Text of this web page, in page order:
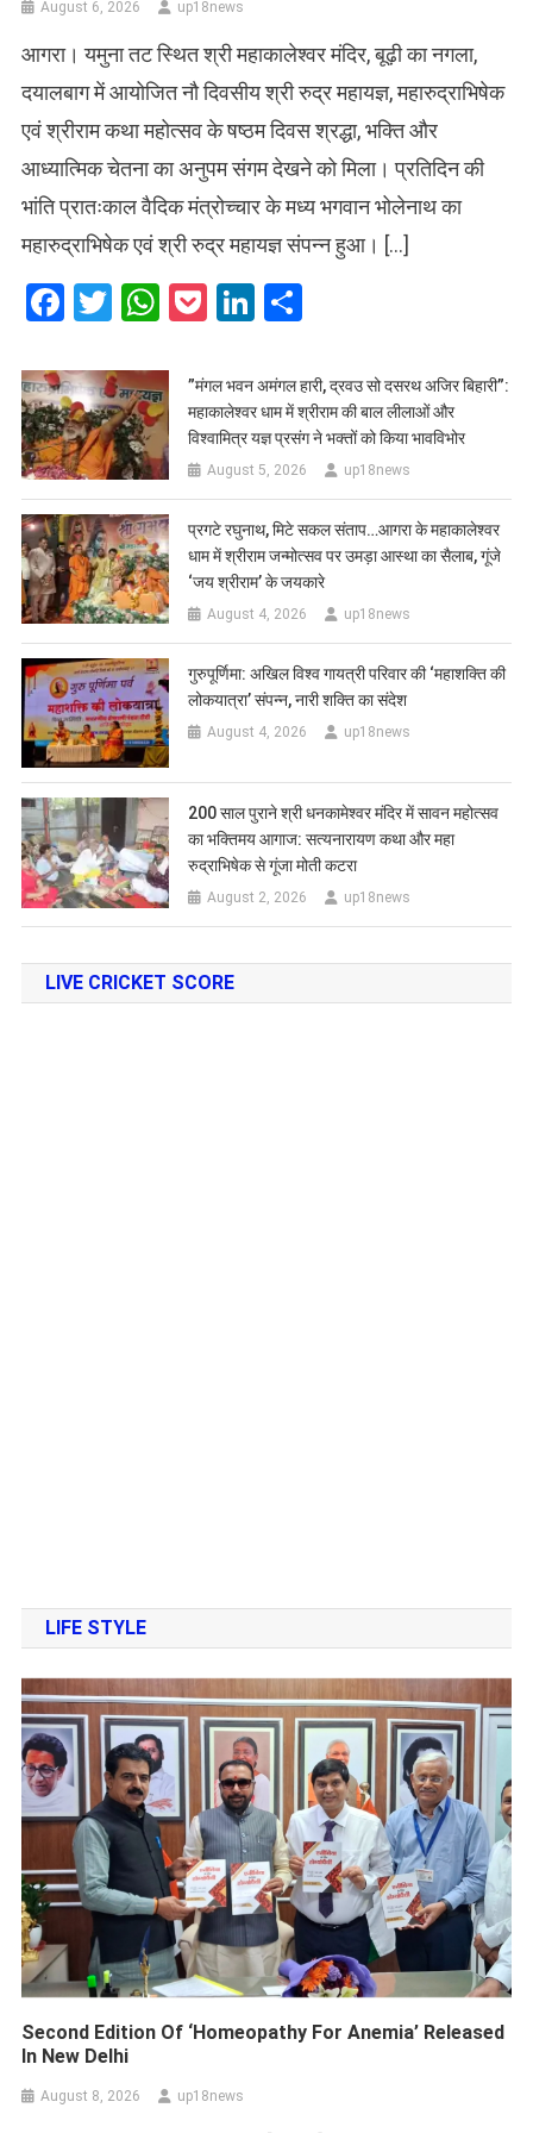
August 6, 2026 up18news
आगरा। यमुना तट स्थित श्री महाकालेश्वर मंदिर, बूढ़ी का नगला,
दयालबाग में आयोजित नौ दिवसीय श्री रुद्र महायज्ञ, महारुद्राभिषेक
एवं श्रीराम कथा महोत्सव के षष्ठम दिवस श्रद्धा, भक्ति और
आध्यात्मिक चेतना का अनुपम संगम देखने को मिला। प्रतिदिन की
भांति प्रातःकाल वैदिक मंत्रोच्चार के मध्य भगवान भोलेनाथ का
महारुद्राभिषेक एवं श्री रुद्र महायज्ञ संपन्न हुआ। […]
Facebook
Twitter
WhatsApp
PocketLinkedIn
​”मंगल भवन अमंगल हारी, द्रवउ सो दसरथ अजिर बिहारी”:
महाकालेश्वर धाम में श्रीराम की बाल लीलाओं और
विश्वामित्र यज्ञ प्रसंग ने भक्तों को किया भावविभोर
August 5, 2026 up18news
प्रगटे रघुनाथ, मिटे सकल संताप…आगरा के महाकालेश्वर
धाम में श्रीराम जन्मोत्सव पर उमड़ा आस्था का सैलाब, गूंजे
‘जय श्रीराम’ के जयकारे
August 4, 2026 up18news
गुरुपूर्णिमा: अखिल विश्व गायत्री परिवार की ‘महाशक्ति की
लोकयात्रा’ संपन्न, नारी शक्ति का संदेश
August 4, 2026 up18news
200 साल पुराने श्री धनकामेश्वर मंदिर में सावन महोत्सव
का भक्तिमय आगाज: सत्यनारायण कथा और महा
रुद्राभिषेक से गूंजा मोती कटरा
August 2, 2026 up18news
LIVE CRICKET SCORE
LIFE STYLE
Second Edition Of ‘Homeopathy For Anemia’ Released
In New Delhi
August 8, 2026 up18news